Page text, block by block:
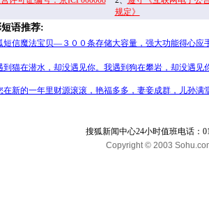
规定》
语推荐:
短信魔法宝贝—３００条存储大容量，强大功能得心应
到猫在潜水，却没遇见你。我遇到狗在攀岩，却没遇
在新的一年里财源滚滚，艳福多多，妻妾成群，儿孙
搜狐新闻中心24小时值班电话：
Copyright © 2003